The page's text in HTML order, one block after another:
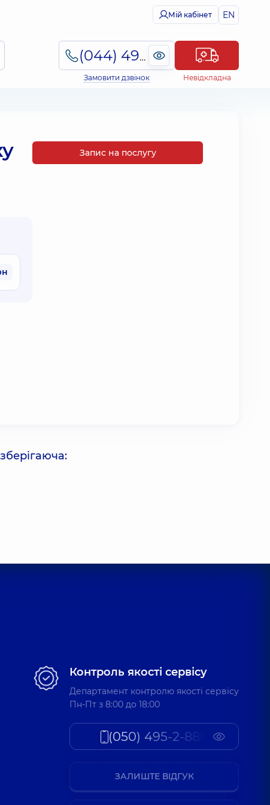
Мій кабінет EN
(044) 495-2-888
Замовити дзвінок Невідкладна
Запис на послугу
Контроль якості сервісу
Департамент контролю якості сервісу
Пн-Пт з 8:00 до 18:00
(050) 495-2-888
ЗАЛИШТЕ ВІДГУК